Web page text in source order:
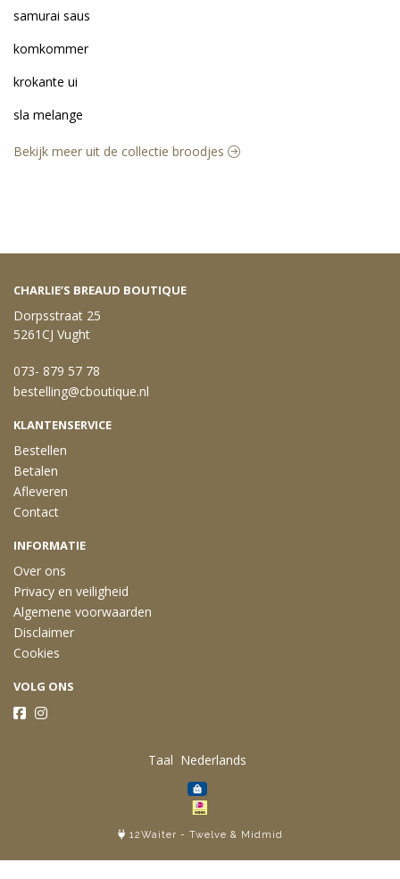
samurai saus
komkommer
krokante ui
sla melange
Bekijk meer uit de collectie broodjes
CHARLIE’S BREAUD BOUTIQUE
Dorpsstraat 25
5261CJ Vught
073- 879 57 78
bestelling@cboutique.nl
KLANTENSERVICE
Bestellen
Betalen
Afleveren
Contact
INFORMATIE
Over ons
Privacy en veiligheid
Algemene voorwaarden
Disclaimer
Cookies
VOLG ONS
Taal
12Waiter - Twelve & Midmid